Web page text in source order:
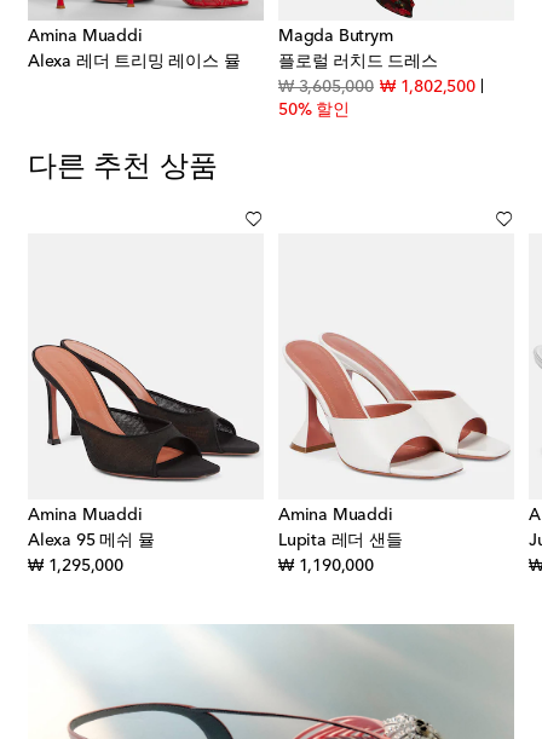
Amina Muaddi
Alexa 레더 트리밍 레이스 뮬
Magda Butrym
플로럴 러치드 드레스
₩ 3,605,000original price
₩ 1,802,500discount
50% 할인
다른 추천 상품
Amina Muaddi
Alexa 95 메쉬 뮬
₩ 1,295,000original price
Amina Muaddi
Lupita 레더 샌들
₩ 1,190,000original price
₩